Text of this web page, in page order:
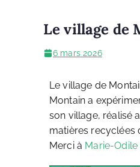
Le village de
6 mars 2026
Le village de
Montain a
son village, réalisé
matières recyclées
Merci à Marie-